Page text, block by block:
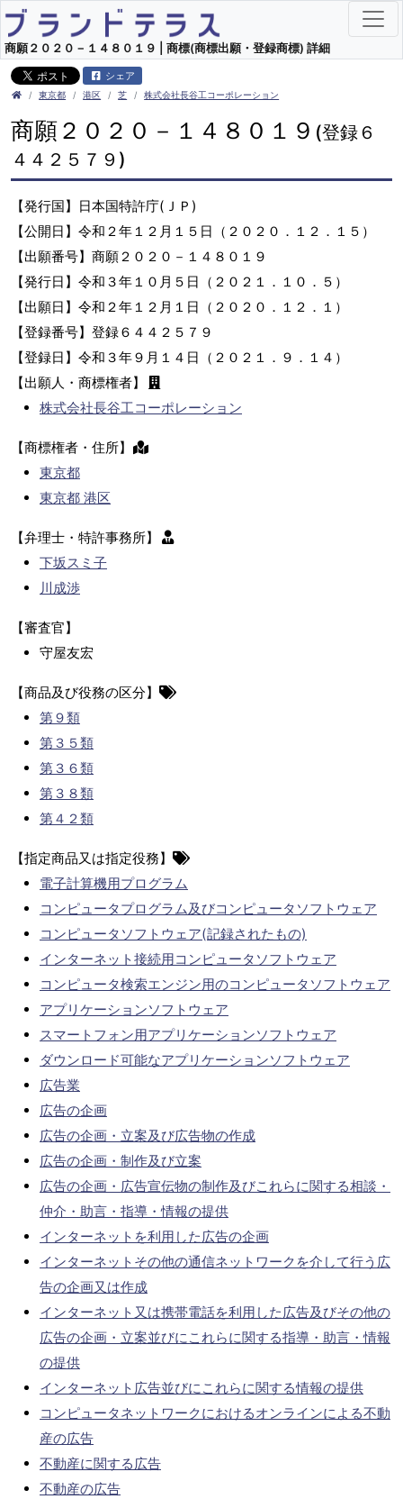
商願２０２０－１４８０１９ | 商標(商標出願・登録商標) 詳細
シェア
東京都 港区 芝 株式会社長谷工コーポレーション
商願２０２０－１４８０１９ (登録６
４４２５７９)
【発行国】日本国特許庁(ＪＰ)
【公開日】令和２年１２月１５日（２０２０．１２．１５）
【出願番号】商願２０２０－１４８０１９
【発行日】令和３年１０月５日（２０２１．１０．５）
【出願日】令和２年１２月１日（２０２０．１２．１）
【登録番号】登録６４４２５７９
【登録日】令和３年９月１４日（２０２１．９．１４）
【出願人・商標権者】
株式会社長谷工コーポレーション
【商標権者・住所】
東京都
東京都 港区
【弁理士・特許事務所】
下坂スミ子
川成渉
【審査官】
守屋友宏
【商品及び役務の区分】
第９類
第３５類
第３６類
第３８類
第４２類
【指定商品又は指定役務】
電子計算機用プログラム
コンピュータプログラム及びコンピュータソフトウェア
コンピュータソフトウェア(記録されたもの)
インターネット接続用コンピュータソフトウェア
コンピュータ検索エンジン用のコンピュータソフトウェア
アプリケーションソフトウェア
スマートフォン用アプリケーションソフトウェア
ダウンロード可能なアプリケーションソフトウェア
広告業
広告の企画
広告の企画・立案及び広告物の作成
広告の企画・制作及び立案
広告の企画・広告宣伝物の制作及びこれらに関する相談・
仲介・助言・指導・情報の提供
インターネットを利用した広告の企画
インターネットその他の通信ネットワークを介して行う広
告の企画又は作成
インターネット又は携帯電話を利用した広告及びその他の
広告の企画・立案並びにこれらに関する指導・助言・情報
の提供
インターネット広告並びにこれらに関する情報の提供
コンピュータネットワークにおけるオンラインによる不動
産の広告
不動産に関する広告
不動産の広告